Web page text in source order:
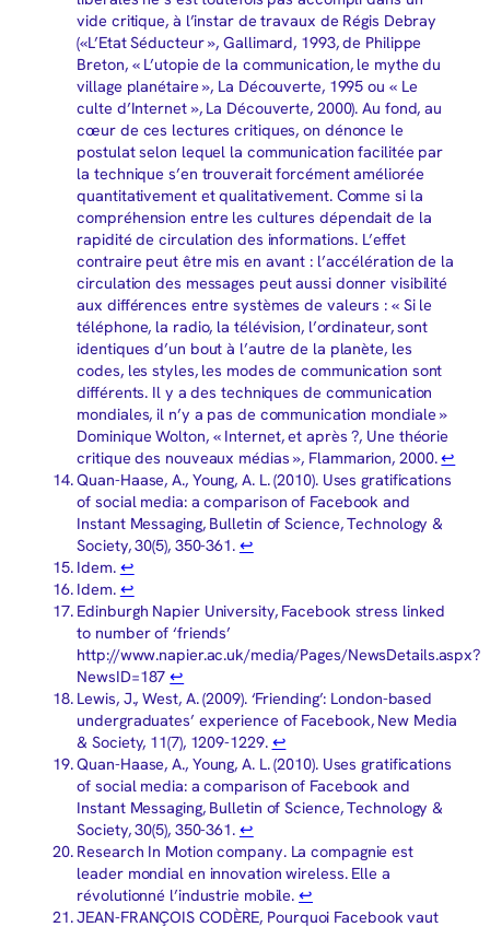
vide critique, à l’instar de travaux de Régis Debray
(«L’Etat Séducteur », Gallimard, 1993, de Philippe
Breton, « L’utopie de la communication, le mythe du
village planétaire », La Découverte, 1995 ou « Le
culte d’Internet », La Découverte, 2000). Au fond, au
cœur de ces lectures critiques, on dénonce le
postulat selon lequel la communication facilitée par
la technique s’en trouverait forcément améliorée
quantitativement et qualitativement. Comme si la
compréhension entre les cultures dépendait de la
rapidité de circulation des informations. L’effet
contraire peut être mis en avant : l’accélération de la
circulation des messages peut aussi donner visibilité
aux différences entre systèmes de valeurs : « Si le
téléphone, la radio, la télévision, l’ordinateur, sont
identiques d’un bout à l’autre de la planète, les
codes, les styles, les modes de communication sont
différents. Il y a des techniques de communication
mondiales, il n’y a pas de communication mondiale »
Dominique Wolton, « Internet, et après ?, Une théorie
critique des nouveaux médias », Flammarion, 2000.↩︎
Quan-Haase, A., Young, A. L. (2010). Uses gratifications
of social media: a comparison of Facebook and
Instant Messaging, Bulletin of Science, Technology &
Society, 30(5), 350-361. ↩︎
Idem. ↩︎
Idem. ↩︎
Edinburgh Napier University, Facebook stress linked
to number of ‘friends’
http://www.napier.ac.uk/media/Pages/NewsDetails.aspx?
NewsID=187↩︎
Lewis, J., West, A. (2009). ‘Friending’: London-based
undergraduates’ experience of Facebook, New Media
& Society, 11(7), 1209-1229. ↩︎
Quan-Haase, A., Young, A. L. (2010). Uses gratifications
of social media: a comparison of Facebook and
Instant Messaging, Bulletin of Science, Technology &
Society, 30(5), 350-361. ↩︎
Research In Motion company. La compagnie est
leader mondial en innovation wireless. Elle a
révolutionné l’industrie mobile.↩︎
JEAN-FRANÇOIS CODÈRE, Pourquoi Facebook vaut